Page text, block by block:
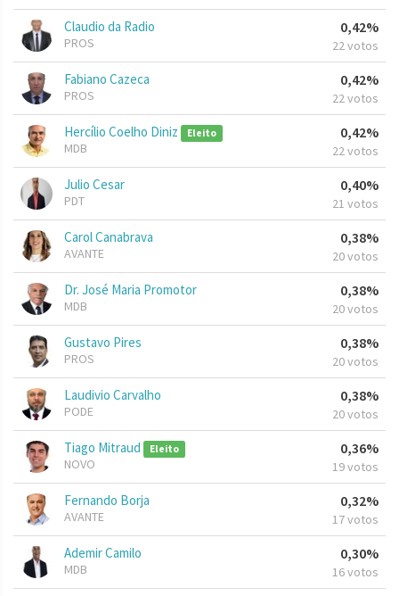
Claudio da Radio
PROS
0,42%
22 votos
Fabiano Cazeca
PROS
0,42%
22 votos
Hercílio Coelho Diniz Eleito
MDB
0,42%
22 votos
Julio Cesar
PDT
0,40%
21 votos
Carol Canabrava
AVANTE
0,38%
20 votos
Dr. José Maria Promotor
MDB
0,38%
20 votos
Gustavo Pires
PROS
0,38%
20 votos
Laudivio Carvalho
PODE
0,38%
20 votos
Tiago Mitraud Eleito
NOVO
0,36%
19 votos
Fernando Borja
AVANTE
0,32%
17 votos
Ademir Camilo
MDB
0,30%
16 votos